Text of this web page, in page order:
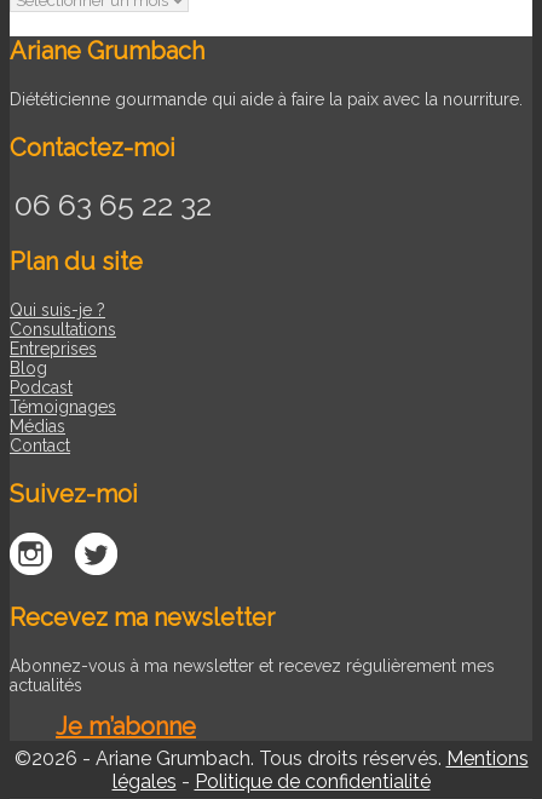
Ariane Grumbach
Diététicienne gourmande qui aide à faire la paix avec la nourriture.
Contactez-moi
06 63 65 22 32
Plan du site
Qui suis-je ?
Consultations
Entreprises
Blog
Podcast
Témoignages
Médias
Contact
Suivez-moi
Recevez ma newsletter
Abonnez-vous à ma newsletter et recevez régulièrement mes
actualités
Je m’abonne
©2026 - Ariane Grumbach. Tous droits réservés. Mentions
légales - Politique de confidentialité